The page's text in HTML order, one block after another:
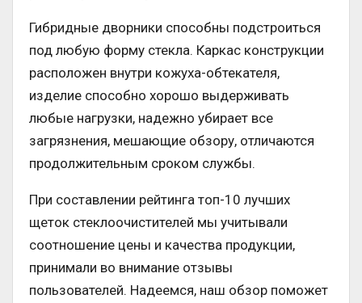
Гибридные дворники способны подстроиться
под любую форму стекла. Каркас конструкции
расположен внутри кожуха-обтекателя,
изделие способно хорошо выдерживать
любые нагрузки, надежно убирает все
загрязнения, мешающие обзору, отличаются
продолжительным сроком службы.
При составлении рейтинга топ-10 лучших
щеток стеклоочистителей мы учитывали
соотношение цены и качества продукции,
принимали во внимание отзывы
пользователей. Надеемся, наш обзор поможет